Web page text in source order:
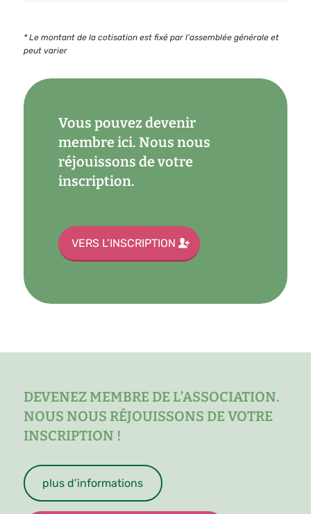
* Le montant de la cotisation est fixé par l’assemblée générale et
peut varier
Vous pouvez devenir
membre ici. Nous nous
réjouissons de votre
inscription.
VERS L’INSCRIPTION
DEVENEZ MEMBRE DE L’ASSOCIATION.
NOUS NOUS RÉJOUISSONS DE VOTRE
INSCRIPTION !
plus d’informations